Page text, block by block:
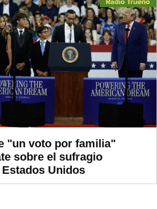
"un voto por familia"
sobre el sufragio
Unidos